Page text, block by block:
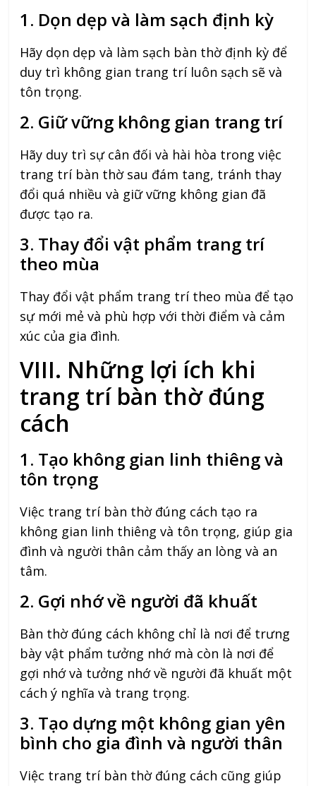
1. Dọn dẹp và làm sạch định kỳ
Hãy dọn dẹp và làm sạch bàn thờ định kỳ để
duy trì không gian trang trí luôn sạch sẽ và
tôn trọng.
2. Giữ vững không gian trang trí
Hãy duy trì sự cân đối và hài hòa trong việc
trang trí bàn thờ sau đám tang, tránh thay
đổi quá nhiều và giữ vững không gian đã
được tạo ra.
3. Thay đổi vật phẩm trang trí
theo mùa
Thay đổi vật phẩm trang trí theo mùa để tạo
sự mới mẻ và phù hợp với thời điểm và cảm
xúc của gia đình.
VIII. Những lợi ích khi
trang trí bàn thờ đúng
cách
1. Tạo không gian linh thiêng và
tôn trọng
Việc trang trí bàn thờ đúng cách tạo ra
không gian linh thiêng và tôn trọng, giúp gia
đình và người thân cảm thấy an lòng và an
tâm.
2. Gợi nhớ về người đã khuất
Bàn thờ đúng cách không chỉ là nơi để trưng
bày vật phẩm tưởng nhớ mà còn là nơi để
gợi nhớ và tưởng nhớ về người đã khuất một
cách ý nghĩa và trang trọng.
3. Tạo dựng một không gian yên
bình cho gia đình và người thân
Việc trang trí bàn thờ đúng cách cũng giúp